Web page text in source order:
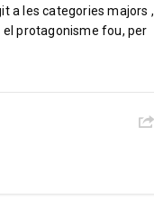
a les categories majors ,
protagonisme fou, per